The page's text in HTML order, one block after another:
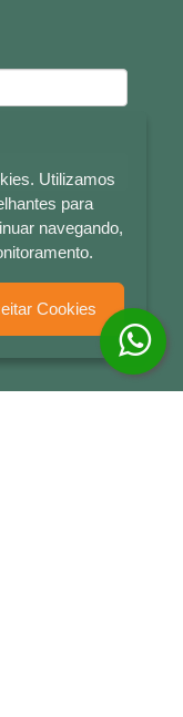
Utilizamos
para
navegando,
Cookies